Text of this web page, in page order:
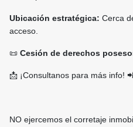
Ubicación estratégica: Cerca
acceso.
📜 Cesión de derechos
📩 ¡Consultanos para más info!
NO ejercemos el corretaje